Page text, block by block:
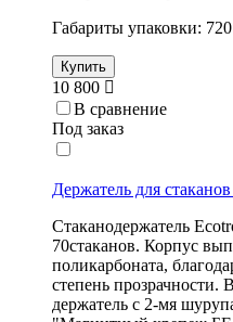
Габариты упаковки:
Купить
10 800
В сравнение
Под заказ
Держатель для
Стаканодержатель
70стаканов. Корпус
поликарбоната,
степень прозрачности.
держатель с 2-мя